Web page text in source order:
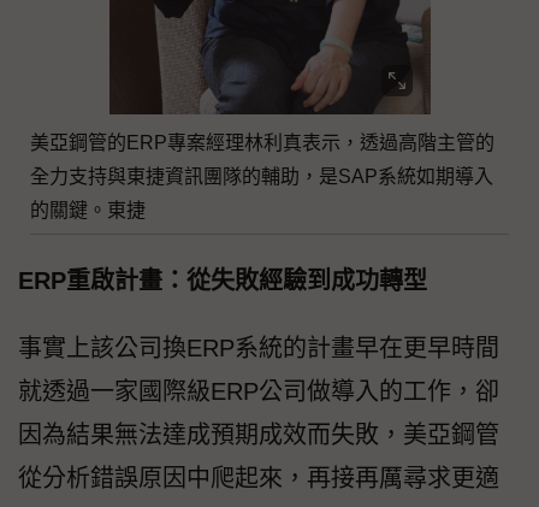
美亞鋼管的ERP專案經理林利真表示，透過高階主管的
全力支持與東捷資訊團隊的輔助，是SAP系統如期導入
的關鍵。東捷
ERP重啟計畫：從失敗經驗到成功轉型
事實上該公司換ERP系統的計畫早在更早時間
就透過一家國際級ERP公司做導入的工作，卻
因為結果無法達成預期成效而失敗，美亞鋼管
從分析錯誤原因中爬起來，再接再厲尋求更適